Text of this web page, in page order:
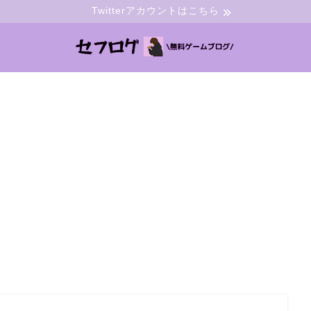
Twitterアカウントはこちら